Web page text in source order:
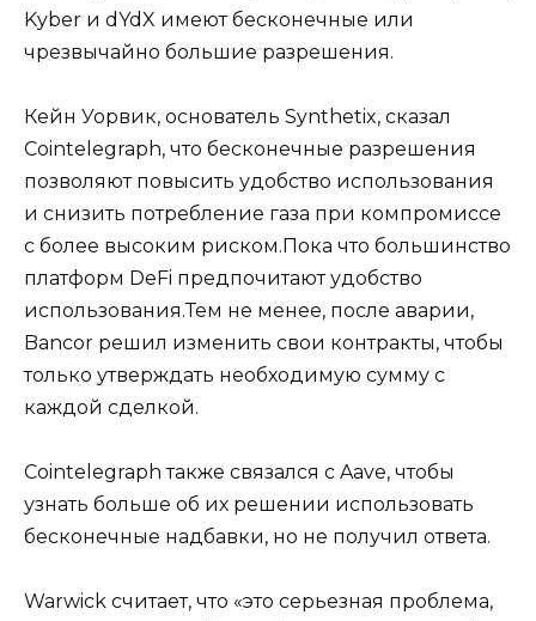
Kyber и dYdX имеют бесконечные или
чрезвычайно большие разрешения.
Кейн Уорвик, основатель Synthetix, сказал
Cointelegraph, что бесконечные разрешения
позволяют повысить удобство использования
и снизить потребление газа при компромиссе
с более высоким риском.Пока что большинство
платформ DeFi предпочитают удобство
использования.Тем не менее, после аварии,
Bancor решил изменить свои контракты, чтобы
только утверждать необходимую сумму с
каждой сделкой.
Cointelegraph также связался с Aave, чтобы
узнать больше об их решении использовать
бесконечные надбавки, но не получил ответа.
Warwick считает, что «это серьезная проблема,